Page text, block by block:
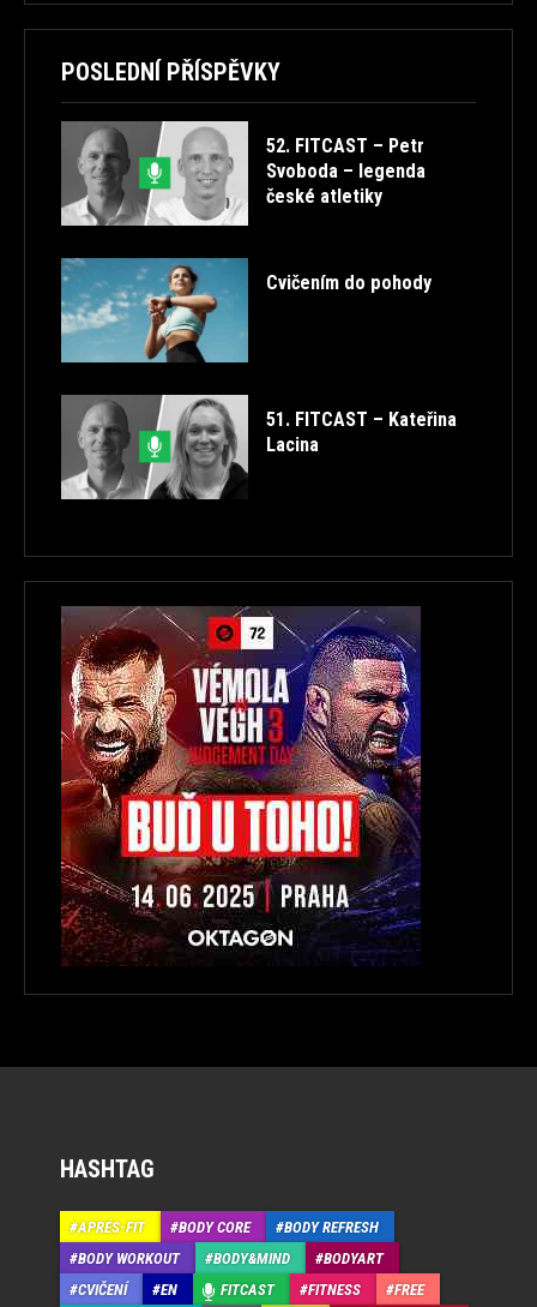
POSLEDNÍ PŘÍSPĚVKY
52. FITCAST – Petr
Svoboda – legenda
české atletiky
Cvičením do pohody
51. FITCAST – Kateřina
Lacina
HASHTAG
APRÉS-FIT BODY CORE
BODY REFRESH
BODY WORKOUT
BODY&MIND
BODYART
CVIČENÍ
EN FITCAST FITNESS
FREE